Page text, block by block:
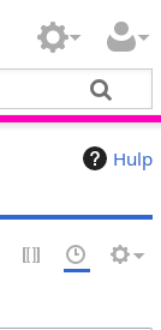
Hulp